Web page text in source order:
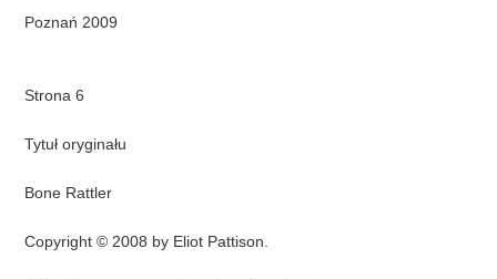
Poznań 2009
Strona 6
Tytuł oryginału
Bone Rattler
Copyright © 2008 by Eliot Pattison.